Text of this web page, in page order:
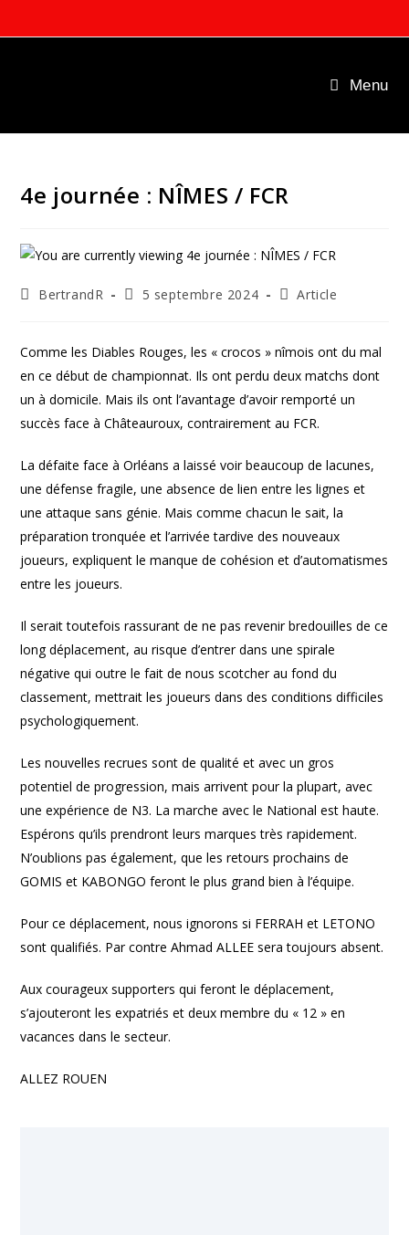
to
Menu
4e journée : NÎMES / FCR
Auteur/autrice
publication :
BertrandR
Publication
5 septembre 2024
PostArticle
Comme les Diables Rouges, les « crocos » nîmois ont du mal
en ce début de championnat. Ils ont perdu deux matchs dont
un à domicile. Mais ils ont l’avantage d’avoir remporté un
succès face à Châteauroux, contrairement au FCR.
La défaite face à Orléans a laissé voir beaucoup de lacunes,
une défense fragile, une absence de lien entre les lignes et
une attaque sans génie. Mais comme chacun le sait, la
préparation tronquée et l’arrivée tardive des nouveaux
joueurs, expliquent le manque de cohésion et d’automatismes
entre les joueurs.
Il serait toutefois rassurant de ne pas revenir bredouilles de ce
long déplacement, au risque d’entrer dans une spirale
négative qui outre le fait de nous scotcher au fond du
classement, mettrait les joueurs dans des conditions difficiles
psychologiquement.
Les nouvelles recrues sont de qualité et avec un gros
potentiel de progression, mais arrivent pour la plupart, avec
une expérience de N3. La marche avec le National est haute.
Espérons qu’ils prendront leurs marques très rapidement.
N’oublions pas également, que les retours prochains de
GOMIS et KABONGO feront le plus grand bien à l’équipe.
Pour ce déplacement, nous ignorons si FERRAH et LETONO
sont qualifiés. Par contre Ahmad ALLEE sera toujours absent.
Aux courageux supporters qui feront le déplacement,
s’ajouteront les expatriés et deux membre du « 12 » en
vacances dans le secteur.
ALLEZ ROUEN